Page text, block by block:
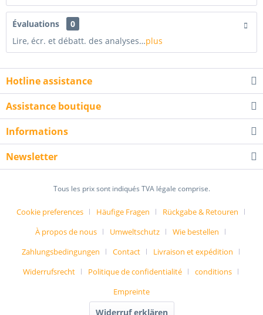
Évaluations
0
Lire, écr. et débatt. des analyses…plus
Hotline assistance
Assistance boutique
Informations
Newsletter
Tous les prix sont indiqués TVA légale comprise.
Cookie preferences Häufige Fragen
Rückgabe & Retouren
À propos de nous
Umweltschutz
Wie bestellen
Zahlungsbedingungen
Contact
Livraison et expédition
Widerrufsrecht
Politique de confidentialité
conditions
Empreinte
Widerruf erklären